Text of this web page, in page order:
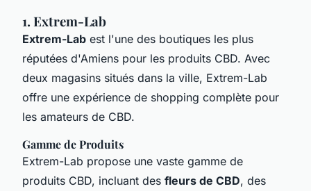
1. Extrem-Lab
Extrem-Lab est l'une des boutiques les plus
réputées d'Amiens pour les produits CBD. Avec
deux magasins situés dans la ville, Extrem-Lab
offre une expérience de shopping complète pour
les amateurs de CBD.
Gamme de Produits
Extrem-Lab propose une vaste gamme de
produits CBD, incluant des fleurs de CBD, des